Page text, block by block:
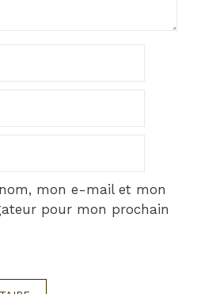
mon e-mail et mon
pour mon prochain